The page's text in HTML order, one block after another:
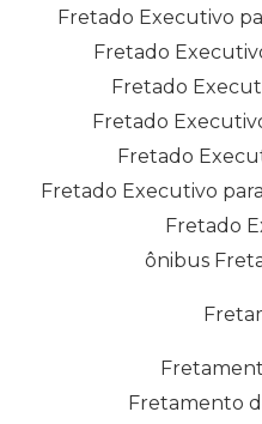
Fretado Executivo
Fretado
Fretado
Fretado
Fretado
Fretado Executivo
Fretado
ônibus
Fretamento